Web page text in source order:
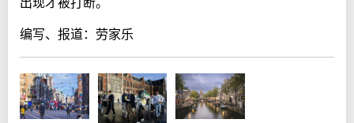
出现才被打断。
编写、报道：劳家乐